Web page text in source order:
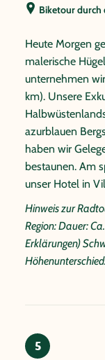
Biketour durch
Heute Morgen
malerische
unternehmen
km). Unsere
azurblauen
haben wir
bestaunen. Am
unser Hotel in
Hinweis zur
Region: Dauer:
Erklärungen)
5